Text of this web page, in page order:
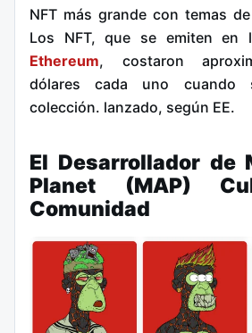
NFT más grande con temas
Los NFT, que se emiten en
Ethereum, costaron
dólares cada uno cuando
colección. lanzado, según EE.
El Desarrollador de
Planet (MAP)
Comunidad